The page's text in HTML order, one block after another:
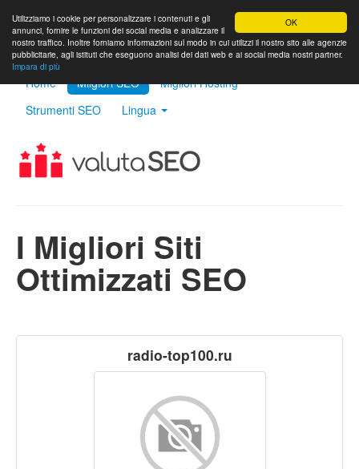
OK
Utilizziamo i cookie per personalizzare i contenuti e gli
annunci, fornire le funzioni dei social media e analizzare il
nostro traffico. Inoltre forniamo informazioni sul modo in cui utilizzi il nostro sito alle agenzie
pubblicitarie, agli istituti che eseguono analisi dei dati web e ai social media nostri partner.
Impara di più
Home Milgiori SEO
Migliori Hosting
Strumenti SEO
Lingua
I Migliori Siti
Ottimizzati SEO
radio-top100.ru